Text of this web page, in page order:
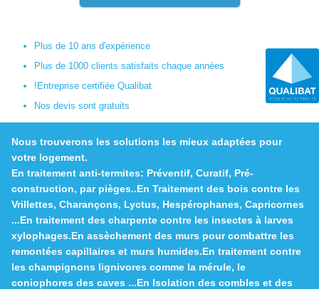
Plus de 10 ans d'expérience
Plus de 1000 clients satisfaits chaque années
!Entreprise certifiée Qualibat
Nos devis sont gratuits
Nous trouverons les solutions les mieux adaptées pour
votre logement.
En traitement anti-termites: Préventif, Curatif, Pré-
construction, par pièges..En Traitement des bois contre les
Vrillettes, Charançons, Lyctus, Hespérophanes, Capricornes
...En traitement des charpente contre les insectes à larves
xylophages.En assèchement des murs pour combattre les
remontées capillaires et murs humides.En traitement contre
les champignons lignivores comme la mérule, le
coniophores des caves ...En Isolation des combles et des